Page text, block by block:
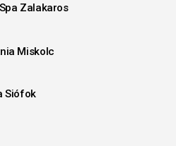
Zalakaros
Miskolc
Siófok